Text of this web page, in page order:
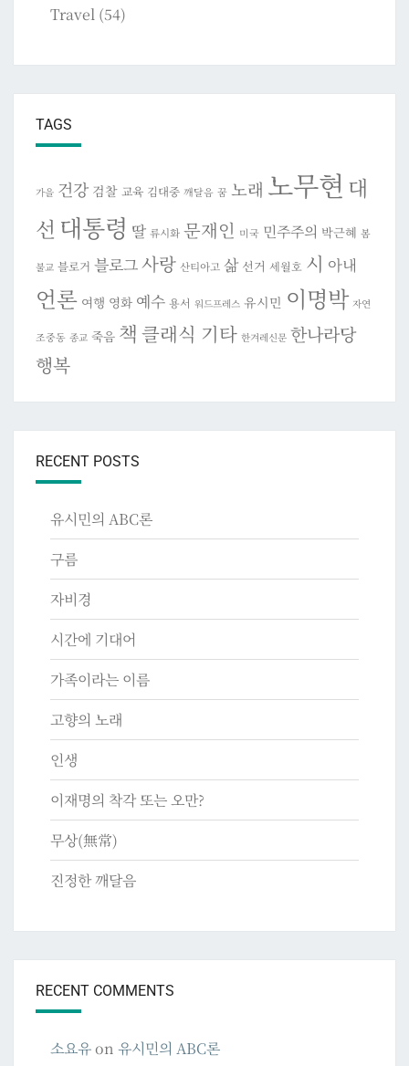
Travel (54)
TAGS
가을 건강 검찰 교육 김대중 깨달음 꿈 노래 노무현 대
선 대통령 딸 류시화 문재인 미국 민주주의 박근혜 봄
불교 블로거 블로그사랑 산티아고 삶 선거 세월호 시 아내
언론 여행 영화 예수 용서 워드프레스 유시민 이명박 자연
조중동 종교 죽음 책 클래식 기타 한겨레신문 한나라당
행복
RECENT POSTS
유시민의 ABC론
구름
자비경
시간에 기대어
가족이라는 이름
고향의 노래
인생
이재명의 착각 또는 오만?
무상(無常)
진정한 깨달음
RECENT COMMENTS
소요유on 유시민의 ABC론